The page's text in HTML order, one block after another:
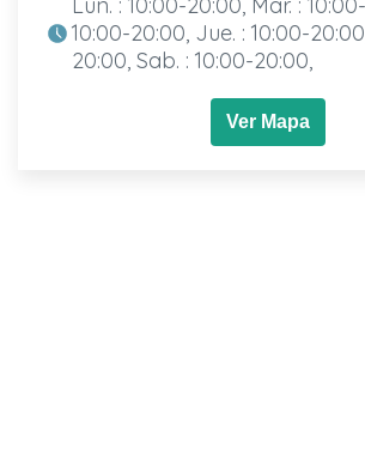
10:00-20:00, Jue. : 10:00-
20:00, Sab. : 10:00-20:00,
Ver Mapa